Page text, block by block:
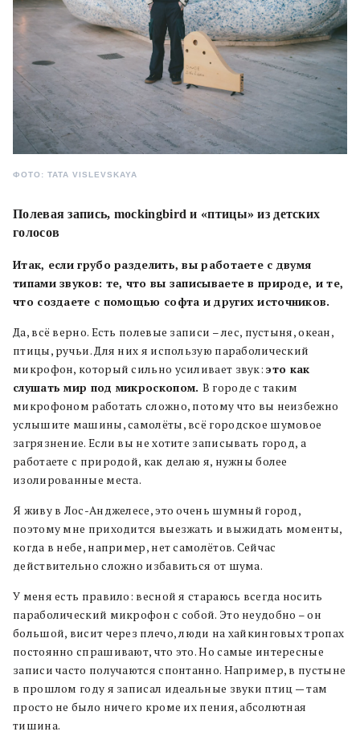
ФОТО: TATA VISLEVSKAYA
Полевая запись, mockingbird и «птицы» из детских
голосов
Итак, если грубо разделить, вы работаете с двумя
типами звуков: те, что вы записываете в природе, и те,
что создаете с помощью софта и других источников.
Да, всё верно. Есть полевые записи – лес, пустыня, океан,
птицы, ручьи. Для них я использую параболический
микрофон, который сильно усиливает звук:это как
слушать мир под микроскопом. В городе с таким
микрофоном работать сложно, потому что вы неизбежно
услышите машины, самолёты, всё городское шумовое
загрязнение. Если вы не хотите записывать город, а
работаете с природой, как делаю я, нужны более
изолированные места.
Я живу в Лос-Анджелесе, это очень шумный город,
поэтому мне приходится выезжать и выжидать моменты,
когда в небе, например, нет самолётов. Сейчас
действительно сложно избавиться от шума.
У меня есть правило: весной я стараюсь всегда носить
параболический микрофон с собой. Это неудобно – он
большой, висит через плечо, люди на хайкинговых тропах
постоянно спрашивают, что это. Но самые интересные
записи часто получаются спонтанно. Например, в пустыне
в прошлом году я записал идеальные звуки птиц — там
просто не было ничего кроме их пения, абсолютная
тишина.